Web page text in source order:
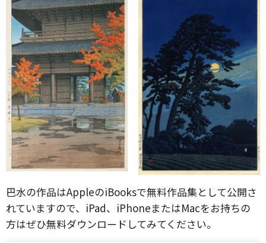
巴水の作品はAppleのiBooksで無料作品集として公開さ
れていますので、iPad、iPhoneまたはMacをお持ちの
方はぜひ無料ダウンロードしてみてください。